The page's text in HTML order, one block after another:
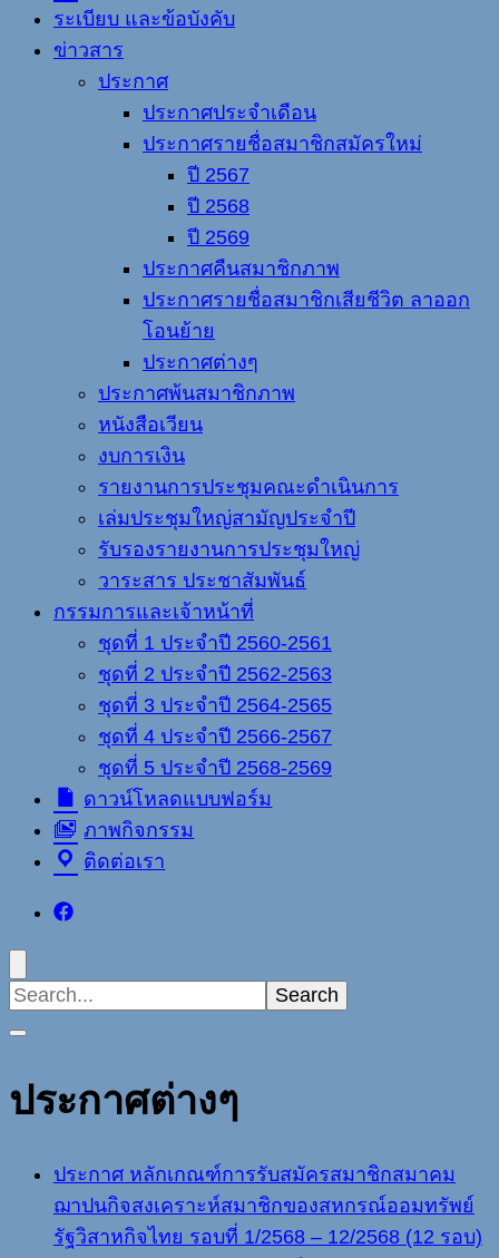
ระเบียบ และข้อบังคับ
ข่าวสาร
ประกาศ
ประกาศประจำเดือน
ประกาศรายชื่อสมาชิกสมัครใหม่
ปี 2567
ปี 2568
ปี 2569
ประกาศคืนสมาชิกภาพ
ประกาศรายชื่อสมาชิกเสียชีวิต ลาออก
โอนย้าย
ประกาศต่างๆ
ประกาศพ้นสมาชิกภาพ
หนังสือเวียน
งบการเงิน
รายงานการประชุมคณะดำเนินการ
เล่มประชุมใหญ่สามัญประจำปี
รับรองรายงานการประชุมใหญ่
วาระสาร ประชาสัมพันธ์
กรรมการและเจ้าหน้าที่
ชุดที่ 1 ประจำปี 2560-2561
ชุดที่ 2 ประจำปี 2562-2563
ชุดที่ 3 ประจำปี 2564-2565
ชุดที่ 4 ประจำปี 2566-2567
ชุดที่ 5 ประจำปี 2568-2569
ดาวน์โหลดแบบฟอร์ม
ภาพกิจกรรม
ติดต่อเรา
Search
for:
ประกาศต่างๆ
ประกาศ หลักเกณฑ์การรับสมัครสมาชิกสมาคม
ฌาปนกิจสงเคราะห์สมาชิกของสหกรณ์ออมทรัพย์
รัฐวิสาหกิจไทย รอบที่ 1/2568 – 12/2568 (12 รอบ)